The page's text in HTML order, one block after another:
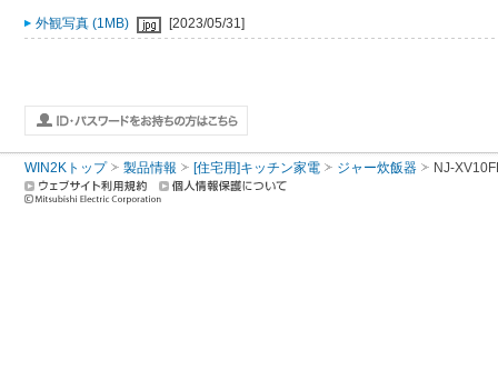
外観写真 (1MB) [2023/05/31]
WIN2Kトップ 製品情報 [住宅用]キッチン家電 ジャー炊飯器 NJ-